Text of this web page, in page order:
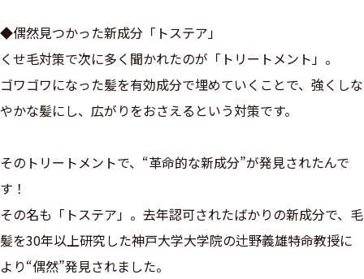
◆偶然見つかった新成分「トステア」
くせ毛対策で次に多く聞かれたのが「トリートメント」。
ゴワゴワになった髪を有効成分で埋めていくことで、強くしな
やかな髪にし、広がりをおさえるという対策です。
そのトリートメントで、“革命的な新成分”が発見されたんで
す！
その名も「トステア」。去年認可されたばかりの新成分で、毛
髪を30年以上研究した神戸大学大学院の辻野義雄特命教授に
より“偶然”発見されました。